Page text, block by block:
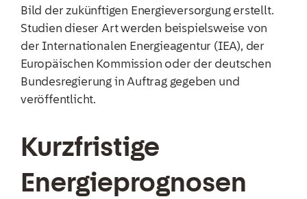
Bild der zukünftigen Energieversorgung erstellt.
Studien dieser Art werden beispielsweise von
der Internationalen Energieagentur (IEA), der
Europäischen Kommission oder der deutschen
Bundesregierung in Auftrag gegeben und
veröffentlicht.
Kurzfristige
Energieprognosen